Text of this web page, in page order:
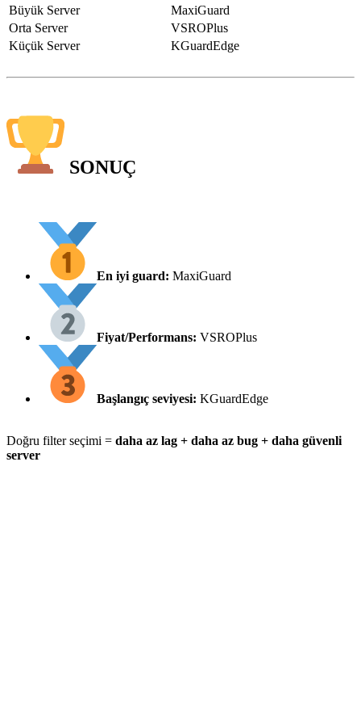
Büyük Server
MaxiGuard
Orta Server
VSROPlus
Küçük Server
KGuardEdge
SONUÇ
En iyi guard: MaxiGuard
Fiyat/Performans: VSROPlus
Başlangıç seviyesi: KGuardEdge
Doğru filter seçimi = daha az lag + daha az bug + daha güvenli
server